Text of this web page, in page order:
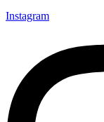
Instagram